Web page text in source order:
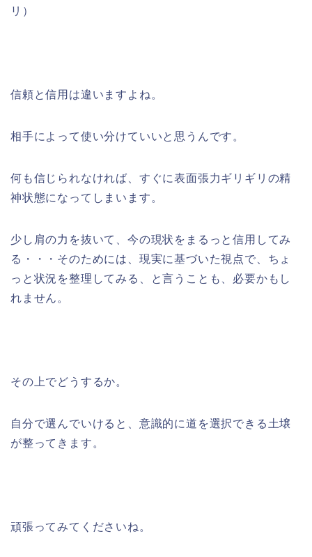
リ）
信頼と信用は違いますよね。
相手によって使い分けていいと思うんです。
何も信じられなければ、すぐに表面張力ギリギリの精
神状態になってしまいます。
少し肩の力を抜いて、今の現状をまるっと信用してみ
る・・・そのためには、現実に基づいた視点で、ちょ
っと状況を整理してみる、と言うことも、必要かもし
れません。
その上でどうするか。
自分で選んでいけると、意識的に道を選択できる土壌
が整ってきます。
頑張ってみてくださいね。